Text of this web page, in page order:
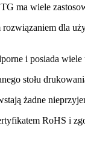
ma wiele
dla
i posiada
stołu
żadne
RoHS i